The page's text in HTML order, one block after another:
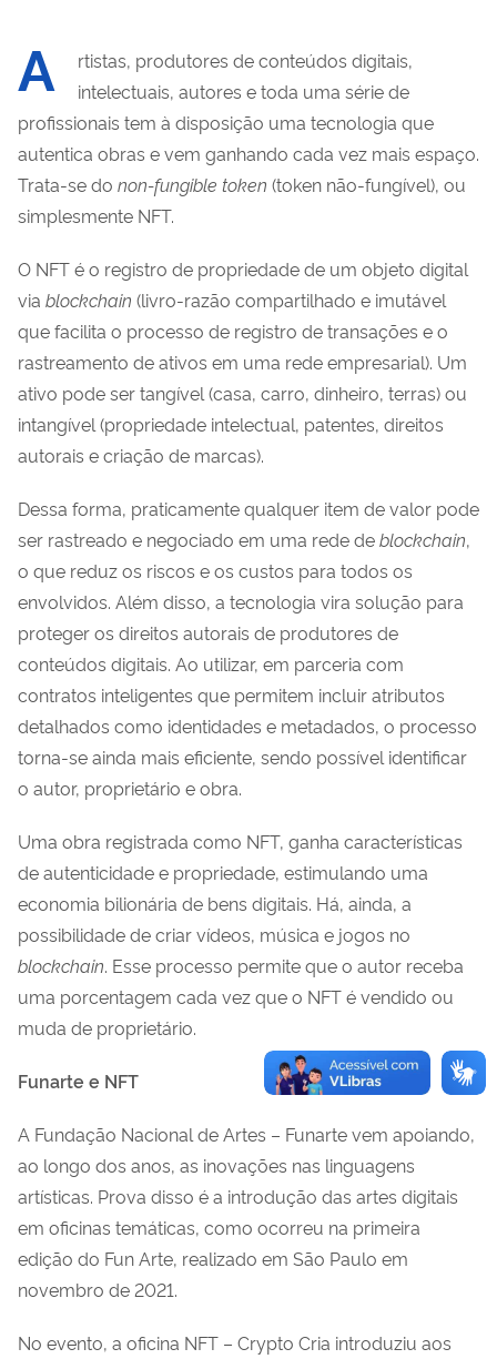
A
rtistas, produtores de conteúdos digitais,
intelectuais, autores e toda uma série de
profissionais tem à disposição uma tecnologia que
autentica obras e vem ganhando cada vez mais espaço.
Trata-se do non-fungible token (token não-fungível), ou
simplesmente NFT.
O NFT é o registro de propriedade de um objeto digital
via blockchain (livro-razão compartilhado e imutável
que facilita o processo de registro de transações e o
rastreamento de ativos em uma rede empresarial). Um
ativo pode ser tangível (casa, carro, dinheiro, terras) ou
intangível (propriedade intelectual, patentes, direitos
autorais e criação de marcas).
Dessa forma, praticamente qualquer item de valor pode
ser rastreado e negociado em uma rede deblockchain,
o que reduz os riscos e os custos para todos os
envolvidos. Além disso, a tecnologia vira solução para
proteger os direitos autorais de produtores de
conteúdos digitais. Ao utilizar, em parceria com
contratos inteligentes que permitem incluir atributos
detalhados como identidades e metadados, o processo
torna-se ainda mais eficiente, sendo possível identificar
o autor, proprietário e obra.
Uma obra registrada como NFT, ganha características
de autenticidade e propriedade, estimulando uma
economia bilionária de bens digitais. Há, ainda, a
possibilidade de criar vídeos, música e jogos no
blockchain. Esse processo permite que o autor receba
uma porcentagem cada vez que o NFT é vendido ou
muda de proprietário.
Funarte e NFT
A Fundação Nacional de Artes – Funarte vem apoiando,
ao longo dos anos, as inovações nas linguagens
artísticas. Prova disso é a introdução das artes digitais
em oficinas temáticas, como ocorreu na primeira
edição do Fun Arte, realizado em São Paulo em
novembro de 2021.
No evento, a oficina NFT – Crypto Cria introduziu aos